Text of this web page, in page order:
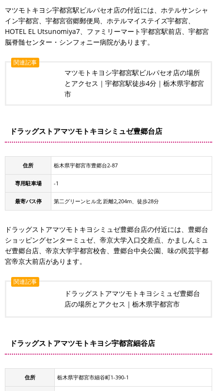
マツモトキヨシ宇都宮駅ビルパセオ店の付近には、ホテルサンシャ
イン宇都宮、宇都宮宿郷郵便局、ホテルマイステイズ宇都宮、
HOTEL EL Utsunomiya7、ファミリーマート宇都宮駅前店、宇都宮
脳脊髄センター・シンフォニー病院があります。
関連記事
マツモトキヨシ宇都宮駅ビルパセオ店の場所
とアクセス｜宇都宮駅徒歩4分｜栃木県宇都宮
市
ドラッグストアマツモトキヨシミュゼ豊郷台店
住所 栃木県宇都宮市豊郷台2-87
専用駐車場 -1
最寄バス停 第二グリーンヒル北 距離2,204m、徒歩28分
ドラッグストアマツモトキヨシミュゼ豊郷台店の付近には、豊郷台
ショッピングセンターミュゼ、帝京大学入口交差点、かましんミュ
ゼ豊郷台店、帝京大学宇都宮校舎、豊郷台中央公園、味の民芸宇都
宮帝京大前店があります。
関連記事
ドラッグストアマツモトキヨシミュゼ豊郷台
店の場所とアクセス｜栃木県宇都宮市
ドラッグストアマツモトキヨシ宇都宮細谷店
住所 栃木県宇都宮市細谷町1-390-1